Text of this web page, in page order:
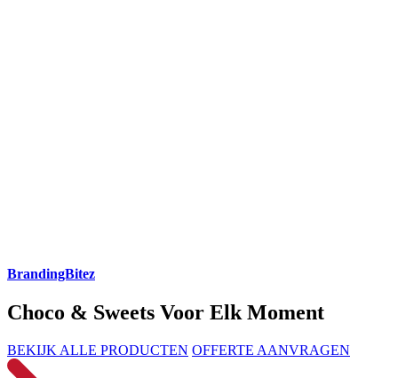
BrandingBitez
Choco & Sweets Voor Elk Moment
BEKIJK ALLE PRODUCTEN OFFERTE AANVRAGEN